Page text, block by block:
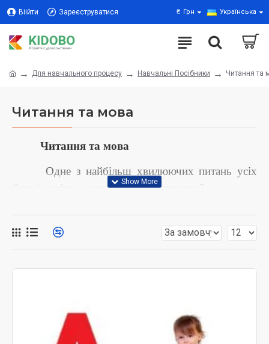
Віійти Зареєструватися ₴ Грн Українська
Для навчального процесу Навчальні Посібники Читання та
Читання та мова
Читання та мова
Одне з найбільш хвилюючих питань усіх
батьків світу – коли малюк заговорить?
можна допомогти розвинути мову та здатність
говорити.
з нашими дітками, тим швидше вони навчаться
говорити – адже вони намагатимуться